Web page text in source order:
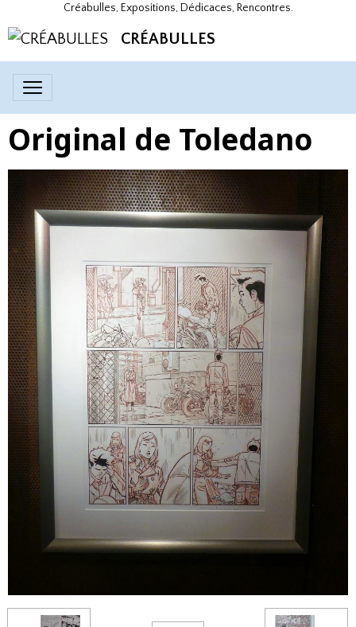
Créabulles, Expositions, Dédicaces, Rencontres.
CRÉABULLES
Original de Toledano